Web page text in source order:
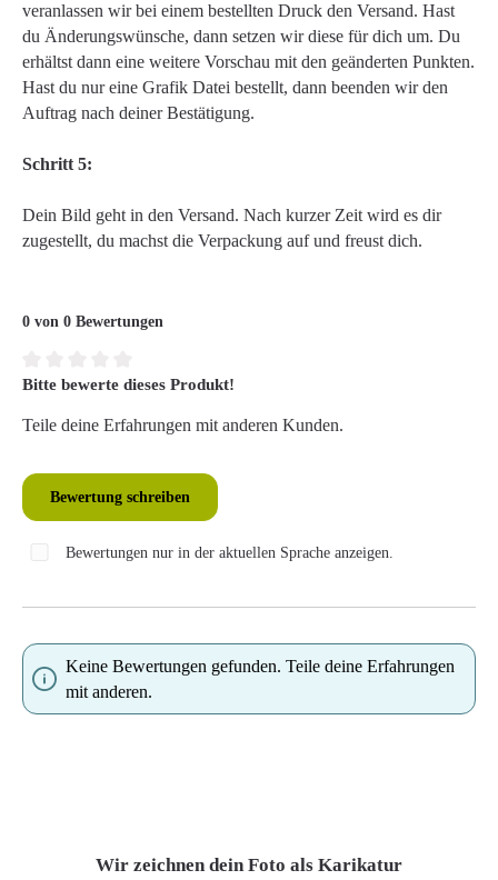
veranlassen wir bei einem bestellten Druck den Versand. Hast
du Änderungswünsche, dann setzen wir diese für dich um. Du
erhältst dann eine weitere Vorschau mit den geänderten Punkten.
Hast du nur eine Grafik Datei bestellt, dann beenden wir den
Auftrag nach deiner Bestätigung.
Schritt 5:
Dein Bild geht in den Versand. Nach kurzer Zeit wird es dir
zugestellt, du machst die Verpackung auf und freust dich.
0 von 0 Bewertungen
Durchschnittliche Bewertung von 0 von 5 Sternen
Bitte bewerte dieses Produkt!
Teile deine Erfahrungen mit anderen Kunden.
Bewertung schreiben
Bewertungen nur in der aktuellen Sprache anzeigen.
Keine Bewertungen gefunden. Teile deine Erfahrungen
mit anderen.
Wir zeichnen dein Foto als Karikatur